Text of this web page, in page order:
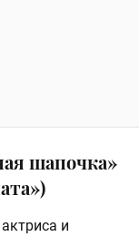
шапочка»
и